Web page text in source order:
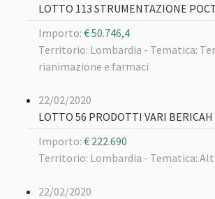
LOTTO 113 STRUMENTAZIONE
Importo: € 50.746,4
Territorio: Lombardia - Tematica:
rianimazione e farmaci
22/02/2020
LOTTO 56 PRODOTTI VARI BERICAH
Importo: € 222.690
Territorio: Lombardia - Tematica:
22/02/2020